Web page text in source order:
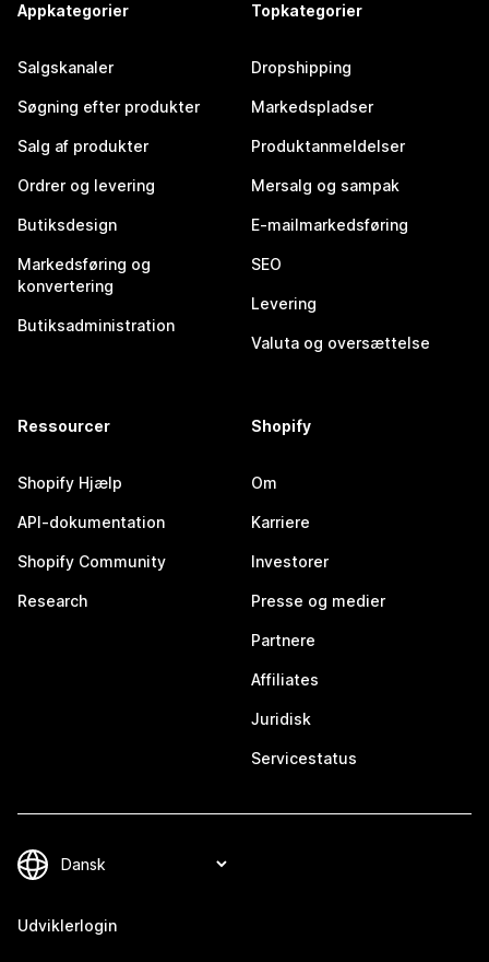
Appkategorier
Salgskanaler
Søgning efter produkter
Salg af produkter
Ordrer og levering
Butiksdesign
Markedsføring og
konvertering
Butiksadministration
Topkategorier
Dropshipping
Markedspladser
Produktanmeldelser
Mersalg og sampak
E-mailmarkedsføring
SEO
Levering
Valuta og oversættelse
Ressourcer
Shopify Hjælp
API-dokumentation
Shopify Community
Research
Shopify
Om
Karriere
Investorer
Presse og medier
Partnere
Affiliates
Juridisk
Servicestatus
Udviklerlogin